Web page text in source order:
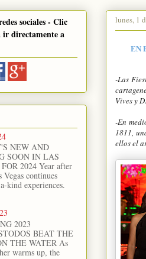
lunes, 1
EN
-Las
Vives y
-En
1811,
ellos el
sociales - Clic
ir directamente a
NEW AND
SOON IN LAS
2024 Year after
Vegas continues
kind experiences.
2023
BEAT THE
THE WATER As
warms up, the